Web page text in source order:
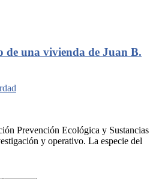
de una vivienda de Juan B.
Prevención Ecológica y Sustancias
y operativo. La especie del